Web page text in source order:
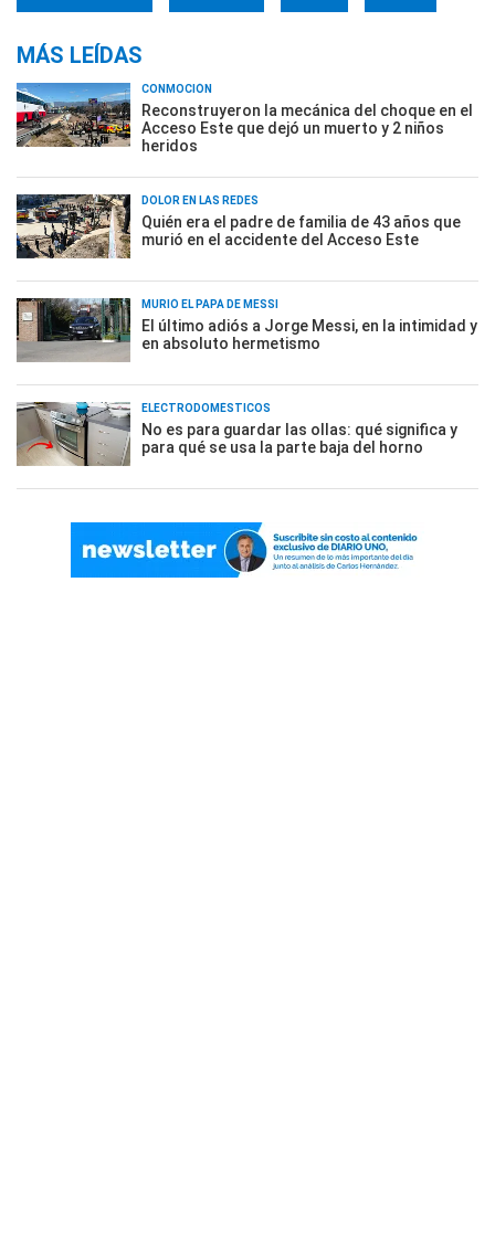
MÁS LEÍDAS
CONMOCIÓN
Reconstruyeron la mecánica del choque en el
Acceso Este que dejó un muerto y 2 niños
heridos
DOLOR EN LAS REDES
Quién era el padre de familia de 43 años que
murió en el accidente del Acceso Este
MURIÓ EL PAPÁ DE MESSI
El último adiós a Jorge Messi, en la intimidad y
en absoluto hermetismo
ELECTRODOMÉSTICOS
No es para guardar las ollas: qué significa y
para qué se usa la parte baja del horno